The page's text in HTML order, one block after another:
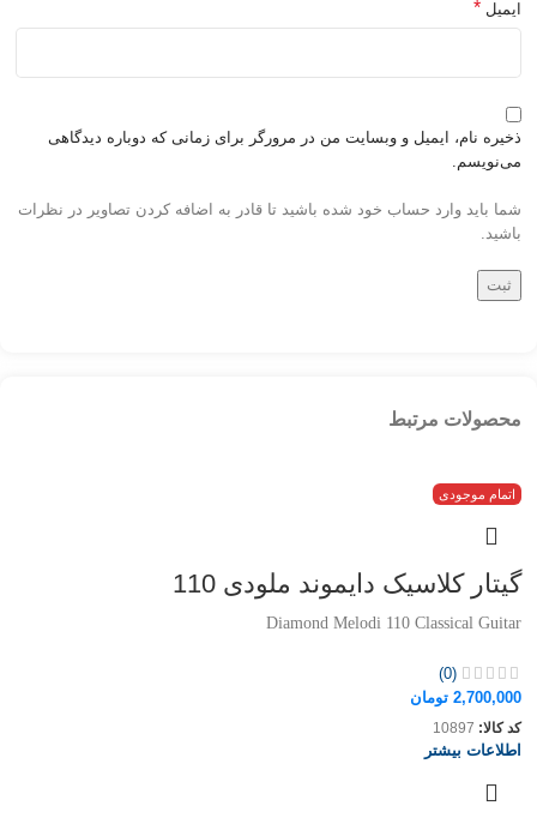
ایمیل *
ذخیره نام، ایمیل و وبسایت من در مرورگر برای زمانی که دوباره دیدگاهی
می‌نویسم.
شما باید وارد حساب خود شده باشید تا قادر به اضافه کردن تصاویر در نظرات
باشید.
محصولات مرتبط
اتمام موجودی
گیتار کلاسیک دایموند ملودی 110
Diamond Melodi 110 Classical Guitar
(0)
2,700,000 تومان
کد کالا: 10897
اطلاعات بیشتر